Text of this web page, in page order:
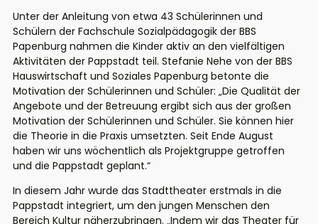
Unter der Anleitung von etwa 43 Schülerinnen und
Schülern der Fachschule Sozialpädagogik der BBS
Papenburg nahmen die Kinder aktiv an den vielfältigen
Aktivitäten der Pappstadt teil. Stefanie Nehe von der BBS
Hauswirtschaft und Soziales Papenburg betonte die
Motivation der Schülerinnen und Schüler: „Die Qualität der
Angebote und der Betreuung ergibt sich aus der großen
Motivation der Schülerinnen und Schüler. Sie können hier
die Theorie in die Praxis umsetzten. Seit Ende August
haben wir uns wöchentlich als Projektgruppe getroffen
und die Pappstadt geplant.“
In diesem Jahr wurde das Stadttheater erstmals in die
Pappstadt integriert, um den jungen Menschen den
Bereich Kultur näherzubringen. „Indem wir das Theater für